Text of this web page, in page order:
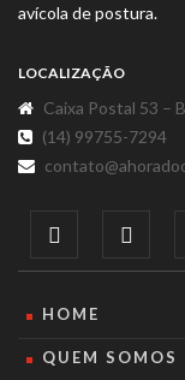
avícola de postura.
LOCALIZAÇÃO
Caixa Postal 53 –
(14) 99755-7294
HOME
QUEM SOMOS